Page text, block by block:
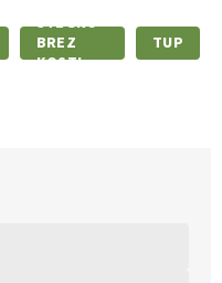
STEGNO
BREZ
KOSTI
TUP